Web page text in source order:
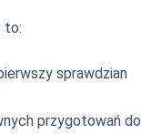
to:
sprawdzian
przygotowań do